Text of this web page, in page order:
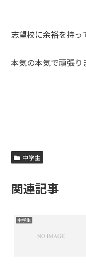
志望校に余裕を持っ
本気の本気で頑張り
中学生
関連記事
中学生